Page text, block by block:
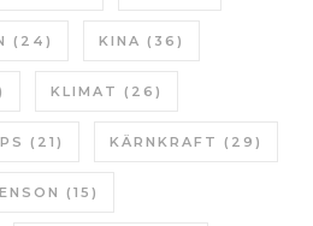
(24) KINA (36)
KLIMAT (26)
(21) KÄRNKRAFT (29)
(15)